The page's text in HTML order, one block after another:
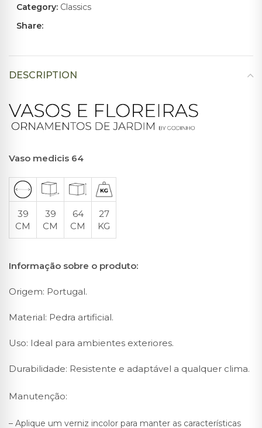
Category: Classics
Share:
DESCRIPTION
Vaso medicis 64
39
CM
39
CM
64
CM
27
KG
Informação sobre o produto:
Origem: Portugal.
Material: Pedra artificial.
Uso: Ideal para ambientes exteriores.
Durabilidade: Resistente e adaptável a qualquer clima.
Manutenção:
– Aplique um verniz incolor para manter as características